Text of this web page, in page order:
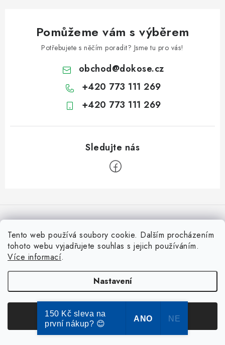
Tento web používá soubory cookie. Dalším procházením
tohoto webu vyjadřujete souhlas s jejich používáním.
Více informací.
Nastavení
Souhlasím
Pomůžeme vám s výběrem
Potřebujete s něčím poradit? Jsme tu pro vás!
obchod@dokose.cz
+420 773 111 269
+420 773 111 269
p
Vytvořil Shoptet Premium
cookies
Specialista
150 Kč sleva na
první nákup? 😊
ANO NE